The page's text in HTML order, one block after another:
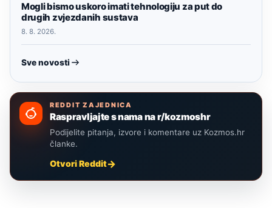
Mogli bismo uskoro imati tehnologiju za put do
drugih zvjezdanih sustava
8. 8. 2026.
Sve novosti
REDDIT ZAJEDNICA
Raspravljajte s nama na r/kozmoshr
Podijelite pitanja, izvore i komentare uz Kozmos.hr
članke.
Otvori Reddit